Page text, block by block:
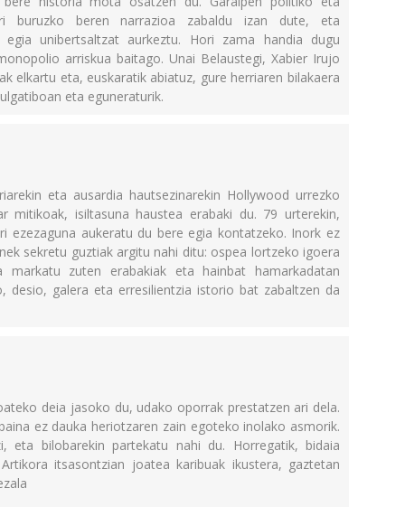
buruzko beren narrazioa zabaldu izan dute, eta
egia unibertsaltzat aurkeztu. Hori zama handia dugu
arriskua baitago. Unai Belaustegi, Xabier Irujo
elkartu eta, euskaratik abiatuz, gure herriaren bilakaera
eta eguneraturik.
eta ausardia hautsezinarekin Hollywood urrezko
mitikoak, isiltasuna haustea erabaki du. 79 urterekin,
ezezaguna aukeratu du bere egia kontatzeko. Inork ez
sekretu guztiak argitu nahi ditu: ospea lortzeko igoera
markatu zuten erabakiak eta hainbat hamarkadatan
desio, galera eta erresilientzia istorio bat zabaltzen da
deia jasoko du, udako oporrak prestatzen ari dela.
ez dauka heriotzaren zain egoteko inolako asmorik.
eta bilobarekin partekatu nahi du. Horregatik, bidaia
itsasontzian joatea karibuak ikustera, gaztetan